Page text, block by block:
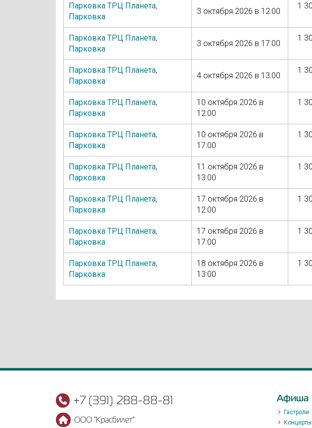
Парковка ТРЦ Планета,
Парковка
3 октября 2026 в 12:00
1
Парковка ТРЦ Планета,
Парковка
3 октября 2026 в 17:00
1
Парковка ТРЦ Планета,
Парковка
4 октября 2026 в 13:00
1
Парковка ТРЦ Планета,
Парковка
10 октября 2026 в
12:00
1
Парковка ТРЦ Планета,
Парковка
10 октября 2026 в
17:00
1
Парковка ТРЦ Планета,
Парковка
11 октября 2026 в
13:00
1
Парковка ТРЦ Планета,
Парковка
17 октября 2026 в
12:00
1
Парковка ТРЦ Планета,
Парковка
17 октября 2026 в
17:00
1
Парковка ТРЦ Планета,
Парковка
18 октября 2026 в
13:00
1
+7 (391) 288-88-81
ООО "Красбилет"
Афиша
Гастроли